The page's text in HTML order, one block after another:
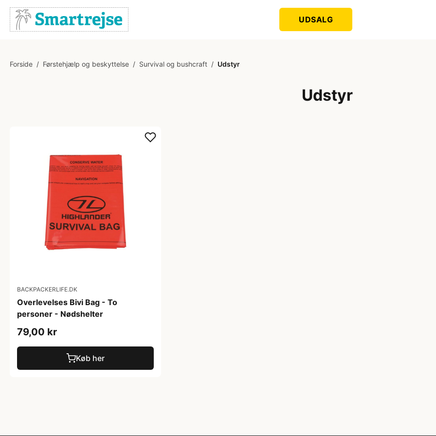
UDSALG
Forside / Førstehjælp og beskyttelse / Survival og bushcraft / Udstyr
Udstyr
BACKPACKERLIFE.DK
Overlevelses Bivi Bag - To
personer - Nødshelter
79,00 kr
Køb her